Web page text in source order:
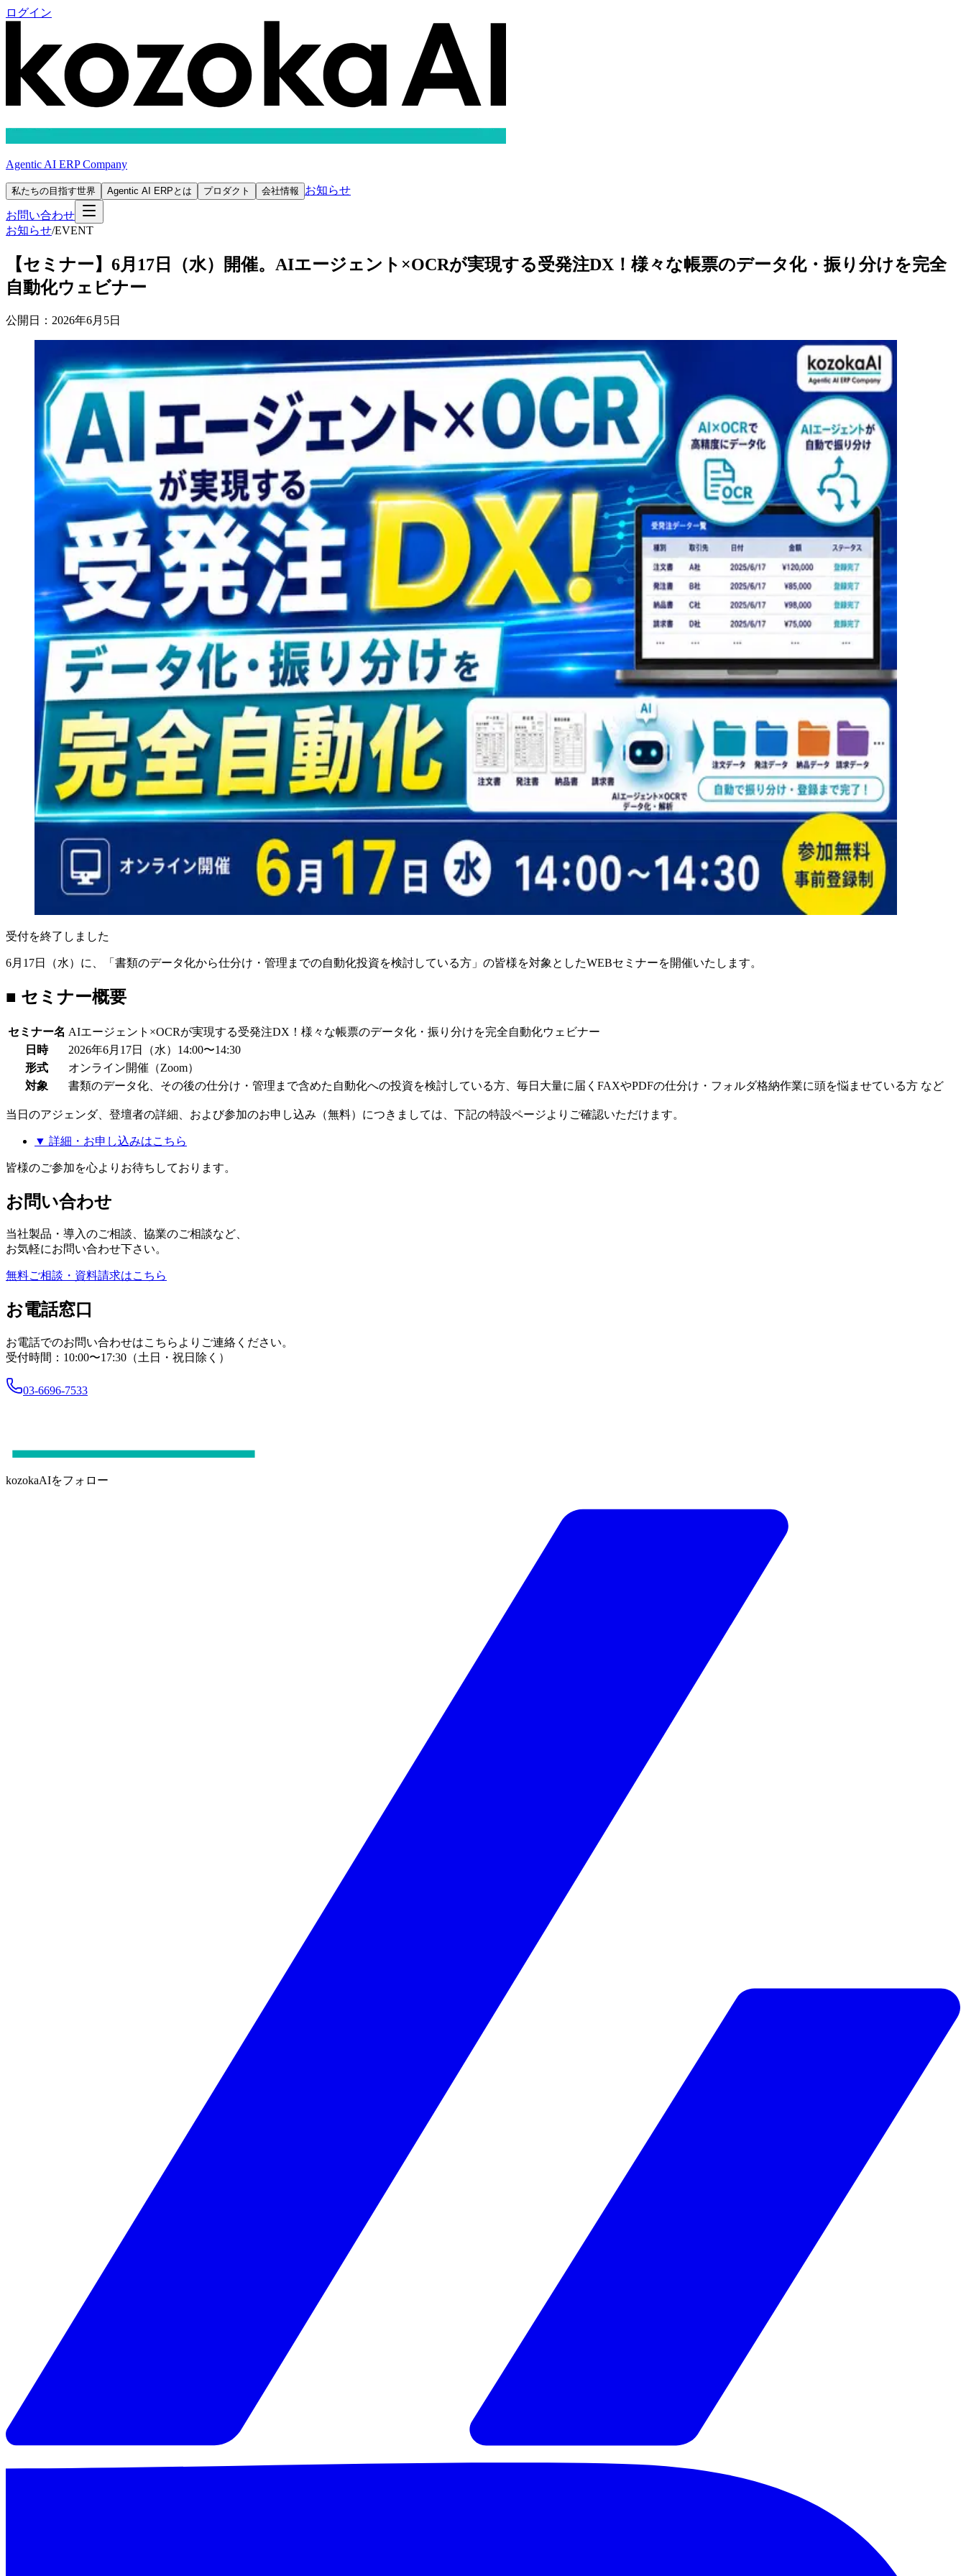
ログイン
Agentic AI ERP Company
私たちの目指す世界 Agentic AI ERPとは プロダクト 会社情報 お知らせ
お問い合わせ
お知らせ/EVENT
【セミナー】6月17日（水）開催。AIエージェント×OCRが実現する受発注DX！様々な帳票のデータ化・振り分けを完全
自動化ウェビナー
公開日：2026年6月5日
受付を終了しました
6月17日（水）に、「書類のデータ化から仕分け・管理までの自動化投資を検討している方」の皆様を対象としたWEBセミナーを開催いたします。
■ セミナー概要
セミナー名 AIエージェント×OCRが実現する受発注DX！様々な帳票のデータ化・振り分けを完全自動化ウェビナー
日時
2026年6月17日（水）14:00〜14:30
形式
オンライン開催（Zoom）
対象
書類のデータ化、その後の仕分け・管理まで含めた自動化への投資を検討している方、毎日大量に届くFAXやPDFの仕分け・フォルダ格納作業に頭を悩ませている方 など
当日のアジェンダ、登壇者の詳細、および参加のお申し込み（無料）につきましては、下記の特設ページよりご確認いただけます。
▼ 詳細・お申し込みはこちら
皆様のご参加を心よりお待ちしております。
お問い合わせ
当社製品・導入のご相談、協業のご相談など、
お気軽にお問い合わせ下さい。
無料ご相談・資料請求はこちら
お電話窓口
お電話でのお問い合わせはこちらよりご連絡ください。
受付時間：10:00〜17:30（土日・祝日除く）
03-6696-7533
kozokaAIをフォロー